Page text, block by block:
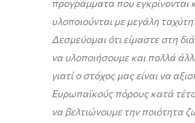
προγράμματα που εγκρίνονται
υλοποιούνται με μεγάλη
Δεσμεύομαι ότι είμαστε στη
να υλοποιήσουμε και πολλά
γιατί ο στόχος μας είναι να
Ευρωπαϊκούς πόρους κατά
να βελτιώνουμε την ποιότητα